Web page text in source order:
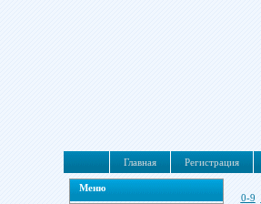
Главная Регистрация
Меню
0-9